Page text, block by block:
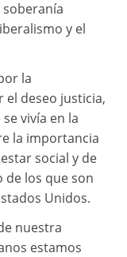
y el
la
el deseo justicia,
vivía en la
la importancia
social y de
de los que son
Unidos.
nuestra
estamos